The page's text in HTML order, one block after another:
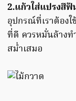
2.แก้วใส่แปรงสีฟั
อุปกรณ์ที่เราต้อง
ที่ดี ควรหมั่นล้างท
สม่ำเสมอ